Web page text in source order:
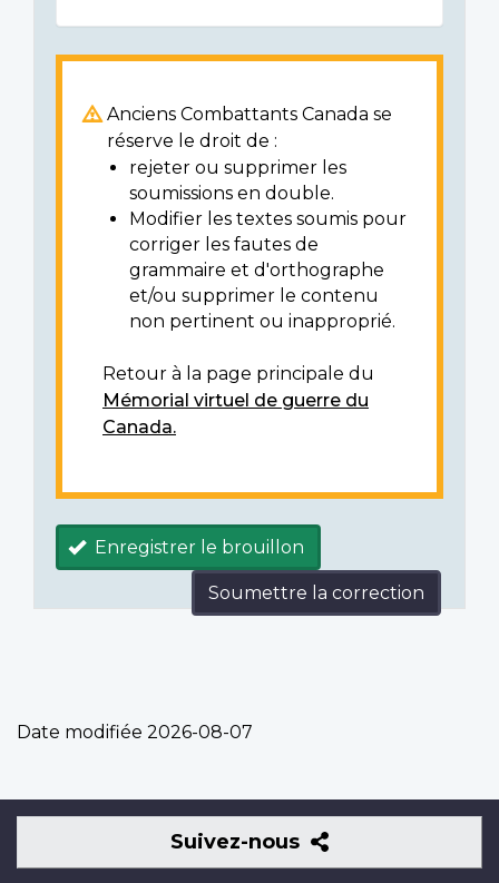
Anciens Combattants Canada se
réserve le droit de :
rejeter ou supprimer les
soumissions en double.
Modifier les textes soumis pour
corriger les fautes de
grammaire et d'orthographe
et/ou supprimer le contenu
non pertinent ou inapproprié.
Retour à la page principale du
Mémorial virtuel de guerre du
Canada.
Enregistrer le brouillon
Soumettre la correction
Date modifiée 2026-08-07
Suivez-nous
Suivez-
nous